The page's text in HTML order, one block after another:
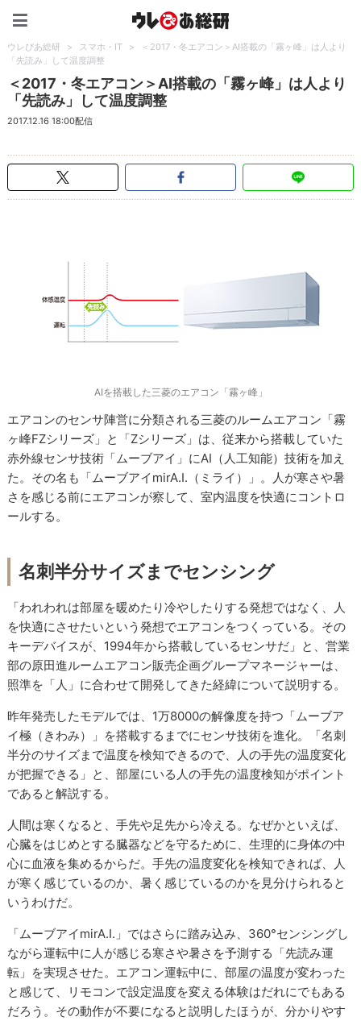
ウレぴあ総研 > スマホ・IT >
＜2017・冬エアコン＞AI搭載の「霧ヶ峰」は人より
「先読み」して温度調整
＜2017・冬エアコン＞AI搭載の「霧ヶ峰」は人より
「先読み」して温度調整
2017.12.16 18:00配信
AIを搭載した三菱のエアコン「霧ヶ峰」
エアコンのセンサ陣営に分類される三菱のルームエアコン「霧
ヶ峰FZシリーズ」と「Zシリーズ」は、従来から搭載していた
赤外線センサ技術「ムーブアイ」にAI（人工知能）技術を加え
た。その名も「ムーブアイmirA.I.（ミライ）」。人が寒さや暑
さを感じる前にエアコンが察して、室内温度を快適にコントロ
ールする。
名刺半分サイズまでセンシング
「われわれは部屋を暖めたり冷やしたりする発想ではなく、人
を快適にさせたいという発想でエアコンをつくっている。その
キーデバイスが、1994年から搭載しているセンサだ」と、営業
部の原田進ルームエアコン販売企画グループマネージャーは、
照準を「人」に合わせて開発してきた経緯について説明する。
昨年発売したモデルでは、1万8000の解像度を持つ「ムーブア
イ極（きわみ）」を搭載するまでにセンサ技術を進化。「名刺
半分のサイズまで温度を検知できるので、人の手先の温度変化
が把握できる」と、部屋にいる人の手先の温度検知がポイント
であると解説する。
人間は寒くなると、手先や足先から冷える。なぜかといえば、
心臓をはじめとする臓器などを守るために、生理的に身体の中
心に血液を集めるからだ。手先の温度変化を検知できれば、人
が寒く感じているのか、暑く感じているのかを見分けられると
いうわけだ。
「ムーブアイmirA.I.」ではさらに踏み込み、360°センシングし
ながら運転中に人が感じる寒さや暑さを予測する「先読み運
転」を実現させた。エアコン運転中に、部屋の温度が変わった
と感じて、リモコンで設定温度を変える体験はだれにでもある
だろう。その動作が不要になると説明したほうが、分かりやす